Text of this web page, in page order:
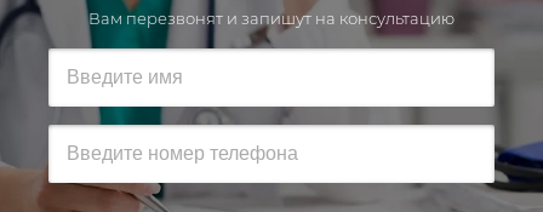
Вам перезвонят и запишут на консультацию